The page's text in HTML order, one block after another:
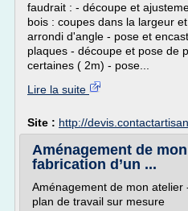
faudrait : - découpe et
bois : coupes dans la largeur
arrondi d'angle - pose et
plaques - découpe et pose de
certaines ( 2m) - pose...
Lire la suite
Site : http://
Aménagement de
fabrication d’un ...
Aménagement de mon
plan de travail sur mesure